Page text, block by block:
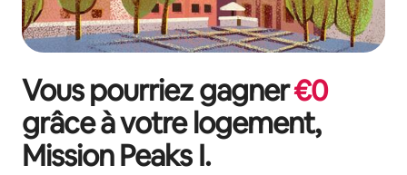
Vous pourriez gagner€0
grâce à votre logement,
Mission Peaks I.